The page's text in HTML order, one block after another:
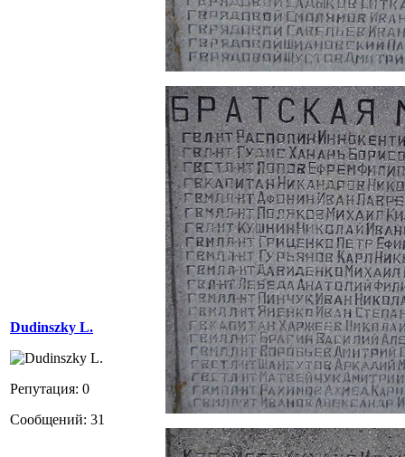
Dudinszky L.
Репутация: 0
Сообщений: 31